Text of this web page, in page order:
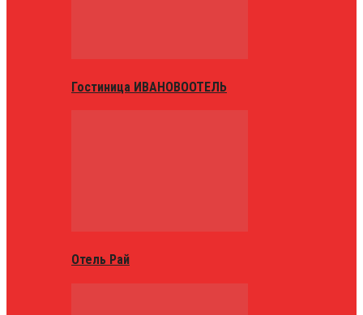
Гостиница ИВАНОВООТЕЛЬ
Отель Рай